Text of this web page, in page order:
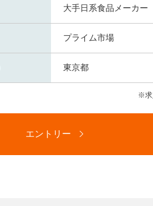
大手日系食品メーカー
プライム市場
東京都
エントリー